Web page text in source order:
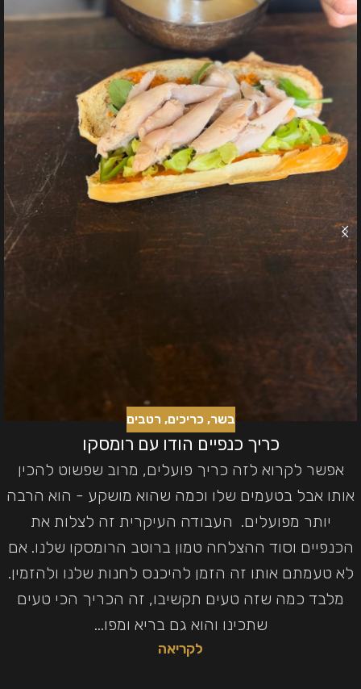
בשר,כריכים,רטבים
כריך כנפיים הודו עם רומסקו
אפשר לקרוא לזה כריך פועלים, מרוב שפשוט להכין
אותו אבל בטעמים שלו וכמה שהוא מושקע - הוא הרבה
יותר מפועלים. העבודה העיקרית זה לצלות את
הכנפיים וסוד ההצלחה טמון ברוטב הרומסקו שלנו. אם
לא טעמתם אותו זה הזמן להיכנס לחנות שלנו ולהזמין.
מלבד כמה שזה טעים תקשיבו, זה הכריך הכי טעים
שתכינו והוא גם בריא ומפו...
לקריאה